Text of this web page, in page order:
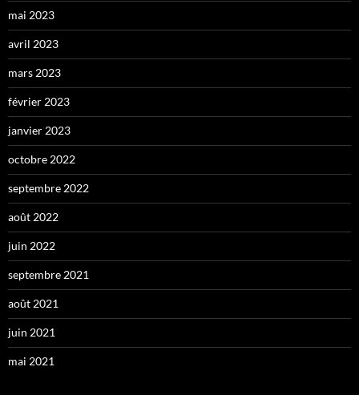
mai 2023
avril 2023
mars 2023
février 2023
janvier 2023
octobre 2022
septembre 2022
août 2022
juin 2022
septembre 2021
août 2021
juin 2021
mai 2021